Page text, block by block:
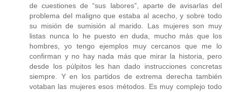
de cuestiones de “sus labores”, aparte de avisarlas del
problema del maligno que estaba al acecho, y sobre todo
su misión de sumisión al marido. Las mujeres son muy
listas nunca lo he puesto en duda, mucho más que los
hombres, yo tengo ejemplos muy cercanos que me lo
confirman y no hay nada más que mirar la historia, pero
desde los púlpitos les han dado instrucciones concretas
siempre. Y en los partidos de extrema derecha también
votaban las mujeres esos métodos. Es muy complejo todo